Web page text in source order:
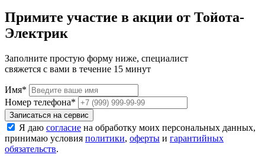
Примите участие в акции от Тойота-
Электрик
Заполните простую форму ниже, специалист
свяжется с вами в течение 15 минут
Имя*
Номер телефона*
Записаться на сервис
Я даю согласие на обработку моих персональных данных,
принимаю условия политики, оферты и гарантийных
обязательств.